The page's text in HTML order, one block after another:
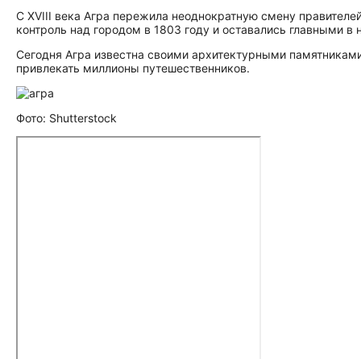
С XVIII века Агра пережила неоднократную смену
контроль над городом в 1803 году и оставались главными
Сегодня Агра известна своими архитектурными
привлекать миллионы путешественников.
Фото: Shutterstock